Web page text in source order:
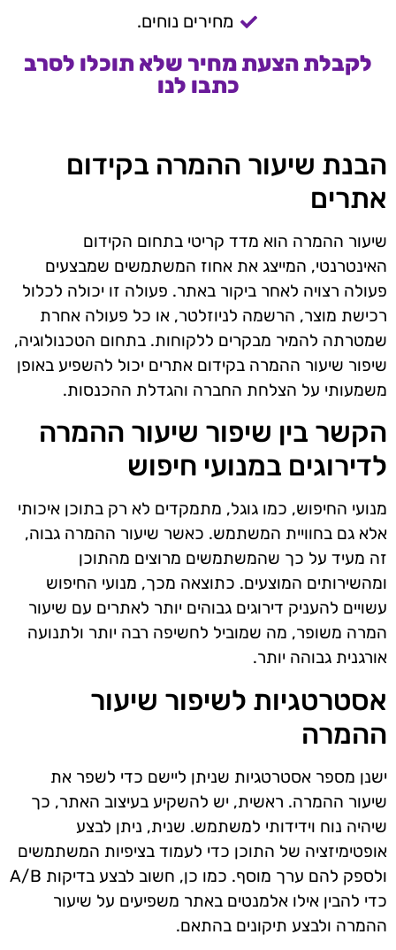
מחירים נוחים.
לקבלת הצעת מחיר שלא תוכלו לסרב
כתבו לנו
הבנת שיעור ההמרה בקידום
אתרים
שיעור ההמרה הוא מדד קריטי בתחום הקידום
האינטרנטי, המייצג את אחוז המשתמשים שמבצעים
פעולה רצויה לאחר ביקור באתר. פעולה זו יכולה לכלול
רכישת מוצר, הרשמה לניוזלטר, או כל פעולה אחרת
שמטרתה להמיר מבקרים ללקוחות. בתחום הטכנולוגיה,
שיפור שיעור ההמרה בקידום אתרים יכול להשפיע באופן
משמעותי על הצלחת החברה והגדלת ההכנסות.
הקשר בין שיפור שיעור ההמרה
לדירוגים במנועי חיפוש
מנועי החיפוש, כמו גוגל, מתמקדים לא רק בתוכן איכותי
אלא גם בחוויית המשתמש. כאשר שיעור ההמרה גבוה,
זה מעיד על כך שהמשתמשים מרוצים מהתוכן
ומהשירותים המוצעים. כתוצאה מכך, מנועי החיפוש
עשויים להעניק דירוגים גבוהים יותר לאתרים עם שיעור
המרה משופר, מה שמוביל לחשיפה רבה יותר ולתנועה
אורגנית גבוהה יותר.
אסטרטגיות לשיפור שיעור
ההמרה
ישנן מספר אסטרטגיות שניתן ליישם כדי לשפר את
שיעור ההמרה. ראשית, יש להשקיע בעיצוב האתר, כך
שיהיה נוח וידידותי למשתמש. שנית, ניתן לבצע
אופטימיזציה של התוכן כדי לעמוד בציפיות המשתמשים
ולספק להם ערך מוסף. כמו כן, חשוב לבצע בדיקות A/B
כדי להבין אילו אלמנטים באתר משפיעים על שיעור
ההמרה ולבצע תיקונים בהתאם.